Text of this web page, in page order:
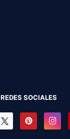
REDES SOCIALES